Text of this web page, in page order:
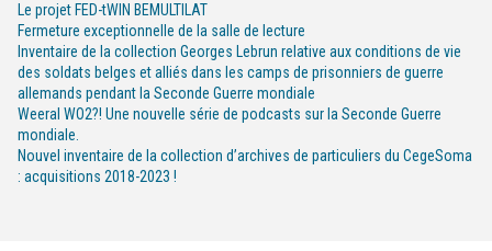
Le projet FED-tWIN BEMULTILAT
Fermeture exceptionnelle de la salle de lecture
Inventaire de la collection Georges Lebrun relative aux conditions de vie
des soldats belges et alliés dans les camps de prisonniers de guerre
allemands pendant la Seconde Guerre mondiale
Weeral WO2?! Une nouvelle série de podcasts sur la Seconde Guerre
mondiale.
Nouvel inventaire de la collection d’archives de particuliers du CegeSoma
: acquisitions 2018-2023 !